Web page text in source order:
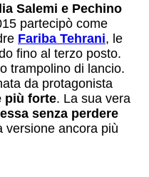
Salemi e Pechino
partecipò come
Fariba Tehrani, le
fino al terzo posto.
trampolino di lancio.
da protagonista
più forte. La sua vera
senza perdere
versione ancora più